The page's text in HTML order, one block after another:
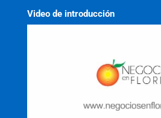
Video de introducción